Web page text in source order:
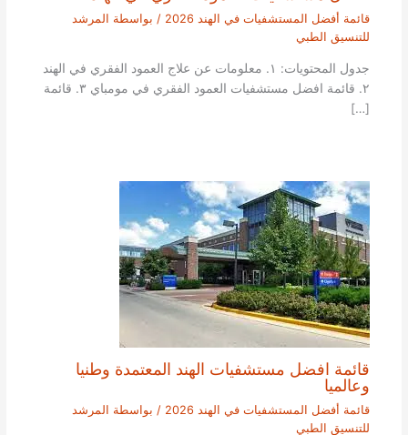
قائمة أفضل المستشفيات في الهند 2026 / بواسطة المرشد
للتنسيق الطبي
جدول المحتويات: ١. معلومات عن علاج العمود الفقري في الهند
٢. قائمة افضل مستشفيات العمود الفقري في مومباي ٣. قائمة
[…]
قائمة افضل مستشفيات الهند المعتمدة وطنيا
وعالميا
قائمة أفضل المستشفيات في الهند 2026 / بواسطة المرشد
للتنسيق الطبي